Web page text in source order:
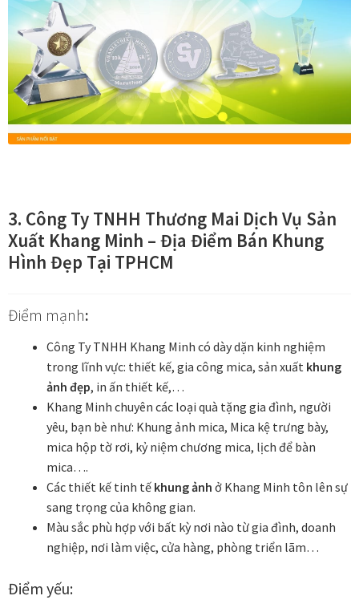
Quà tặng cao cấp
Quà tặng đối tác nước ngoài
Quà Tết Doanh nghiệp 2026
Quy định khu vực giao hàng
Tài khoản
test
TẾT 2025
Thanh toán
Thông tin chung & hỗ trợ
Tối ưu chất lượng hình ảnh
Trang mẫu
Tranh biểu tượng văn hoá Việt Nam
Tranh dán tường
3. Công Ty TNHH Thương Mai Dịch Vụ Sản
Xuất Khang Minh – Địa Điểm Bán Khung
Hình Đẹp Tại TPHCM
Điểm mạnh:
Công Ty TNHH Khang Minh có dày dặn kinh nghiệm
trong lĩnh vực: thiết kế, gia công mica, sản xuất khung
ảnh đẹp, in ấn thiết kế,…
Khang Minh chuyên các loại quà tặng gia đình, người
yêu, bạn bè như: Khung ảnh mica, Mica kệ trưng bày,
mica hộp tờ rơi, kỷ niệm chương mica, lịch để bàn
mica….
Các thiết kế tinh tế khung ảnh ở Khang Minh tôn lên sự
sang trọng của không gian.
Màu sắc phù hợp với bất kỳ nơi nào từ gia đình, doanh
nghiệp, nơi làm việc, cửa hàng, phòng triển lãm…
Điểm yếu: